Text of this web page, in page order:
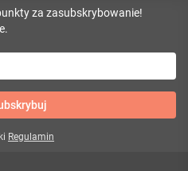
za zasubskrybowanie!
Regulamin